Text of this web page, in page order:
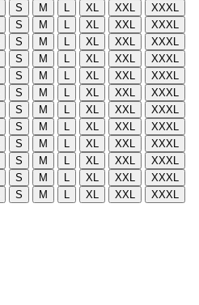
S M XL XXL
XXXL
S M XL XXL
XXXL
S M XL XXL
XXXL
S M XL XXL
XXXL
S M XL XXL
XXXL
S M XL XXL
XXXL
S M XL XXL
XXXL
S M XL XXL
XXXL
S M XL XXL
XXXL
S M XL XXL
XXXL
S M XL XXL
XXXL
S M XL XXL XXXL